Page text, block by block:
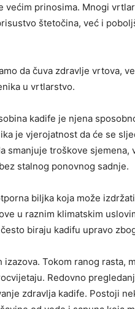
većim prinosima. Mnogi
štetočina, već i
da čuva zdravlje vrtova,
u vrtlarstvo.
kadife je njena
je vjerojatnost da će se
smanjuje troškove
stalnog ponovnog sadnje.
biljka koja može
u raznim klimatskim
biraju kadifu upravo
izazova. Tokom ranog rasta,
Redovno
zdravlja kadife. Postoji